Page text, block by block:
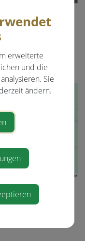
erweiterte
und die
Sie
ändern.